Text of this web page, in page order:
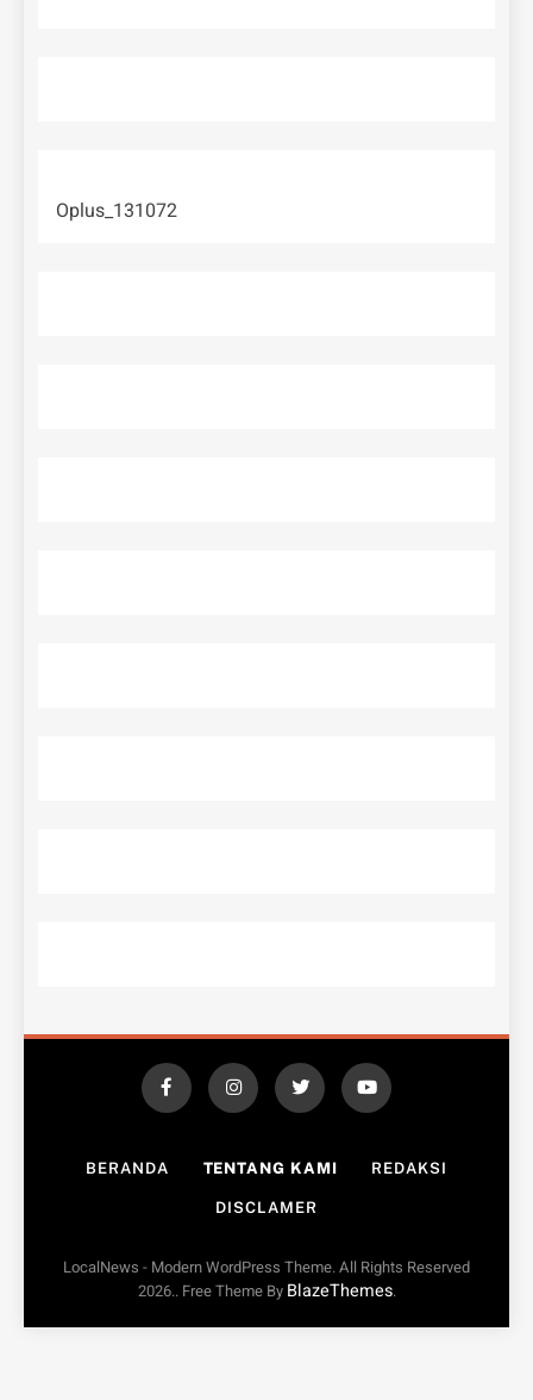
Oplus_131072
BERANDA TENTANG KAMI REDAKSI
DISCLAMER
LocalNews - Modern WordPress Theme. All Rights Reserved
2026.. Free Theme By BlazeThemes.